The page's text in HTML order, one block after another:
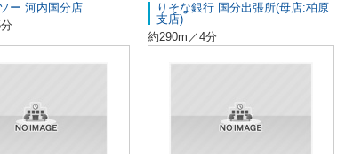
ー 河内国分店
りそな銀行 国分出張所(母店:柏原
支店)
約290m／4分